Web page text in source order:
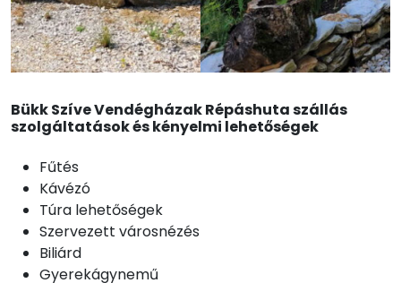
Bükk Szíve Vendégházak Répáshuta szállás
szolgáltatások és kényelmi lehetőségek
Fűtés
Kávézó
Túra lehetőségek
Szervezett városnézés
Biliárd
Gyerekágynemű